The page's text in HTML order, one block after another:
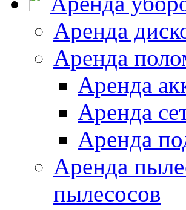
Аренда
Аренда
Аренда
Аренда
Аренда
Аренда
пылесосов